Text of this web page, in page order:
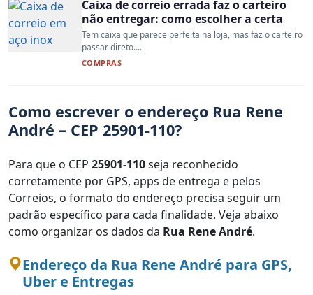
Caixa de correio errada faz o carteiro
não entregar: como escolher a certa
Tem caixa que parece perfeita na loja, mas faz o carteiro
passar direto....
COMPRAS
Como escrever o endereço Rua Rene
André – CEP 25901-110?
Para que o CEP 25901-110seja reconhecido
corretamente por GPS, apps de entrega e pelos
Correios, o formato do endereço precisa seguir um
padrão específico para cada finalidade. Veja abaixo
como organizar os dados da Rua Rene André.
Endereço da Rua Rene André para GPS,
Uber e Entregas